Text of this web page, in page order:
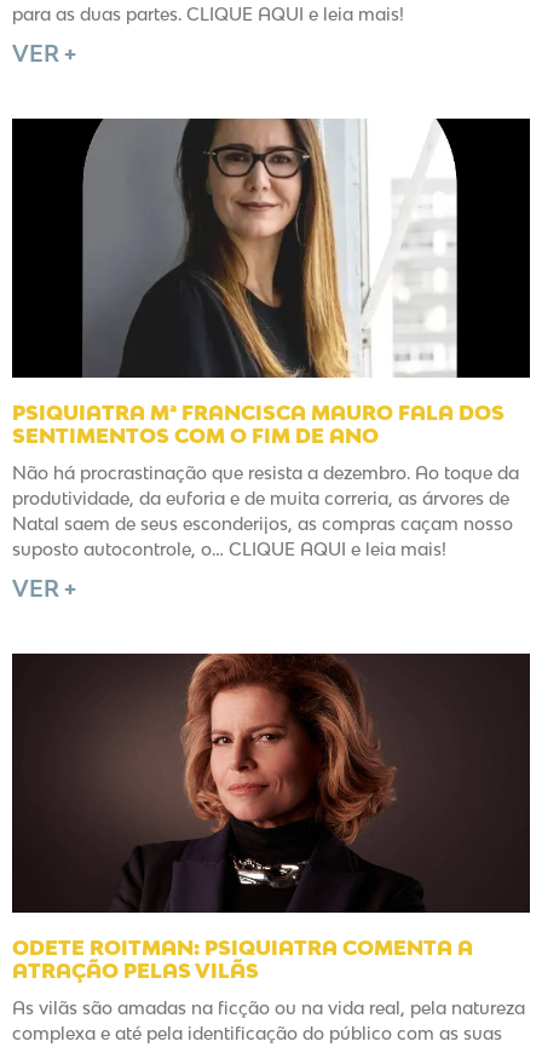
para as duas partes. CLIQUE AQUI e leia mais!
VER +
PSIQUIATRA Mª FRANCISCA MAURO FALA DOS
SENTIMENTOS COM O FIM DE ANO
Não há procrastinação que resista a dezembro. Ao toque da
produtividade, da euforia e de muita correria, as árvores de
Natal saem de seus esconderijos, as compras caçam nosso
suposto autocontrole, o… CLIQUE AQUI e leia mais!
VER +
ODETE ROITMAN: PSIQUIATRA COMENTA A
ATRAÇÃO PELAS VILÃS
As vilãs são amadas na ficção ou na vida real, pela natureza
complexa e até pela identificação do público com as suas